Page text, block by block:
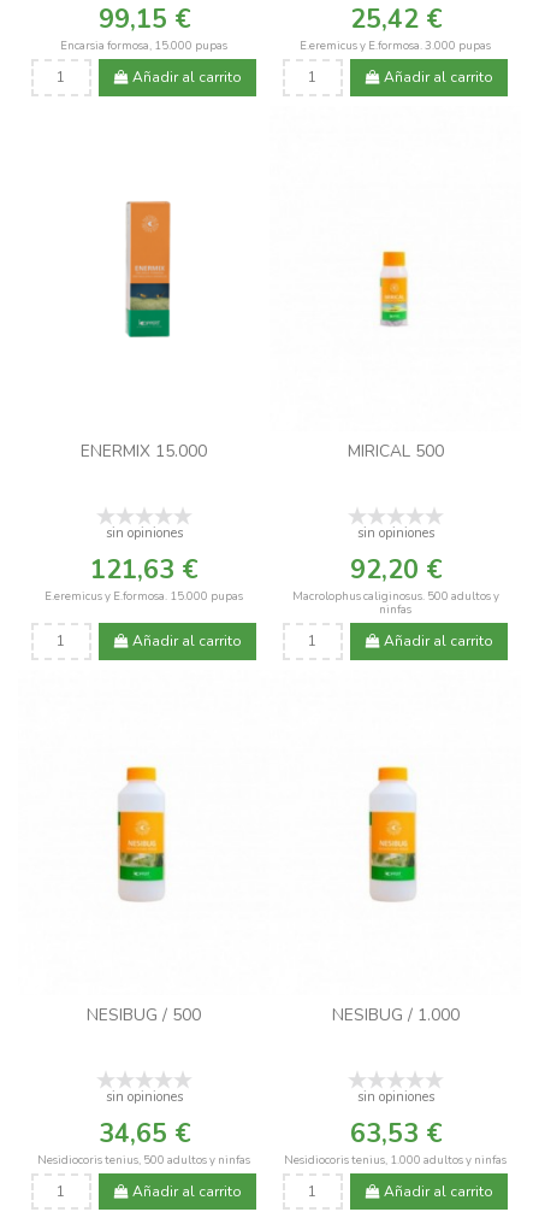
99,15 €
Encarsia formosa, 15.000 pupas
Añadir al carrito
25,42 €
E.eremicus y E.formosa. 3.000 pupas
Añadir al carrito
ENERMIX 15.000
sin opiniones
121,63 €
E.eremicus y E.formosa. 15.000 pupas
Añadir al carrito
MIRICAL 500
sin opiniones
92,20 €
Macrolophus caliginosus. 500 adultos y
ninfas
Añadir al carrito
NESIBUG / 500
sin opiniones
34,65 €
Nesidiocoris tenius, 500 adultos y ninfas
Añadir al carrito
NESIBUG / 1.000
sin opiniones
63,53 €
Nesidiocoris tenius, 1.000 adultos y ninfas
Añadir al carrito